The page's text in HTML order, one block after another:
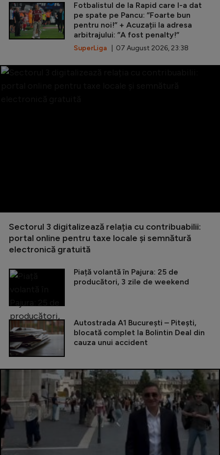
Fotbalistul de la Rapid care l-a dat
pe spate pe Pancu: ”Foarte bun
pentru noi!” + Acuzații la adresa
arbitrajului: ”A fost penalty!”
SuperLiga | 07 August 2026, 23:38
Sectorul 3 digitalizează relația cu contribuabilii:
portal online pentru taxe locale și semnătură
electronică gratuită
Piață volantă în Pajura: 25 de
producători, 3 zile de weekend
Autostrada A1 București – Pitești,
blocată complet la Bolintin Deal din
cauza unui accident